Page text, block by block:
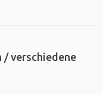
/ verschiedene